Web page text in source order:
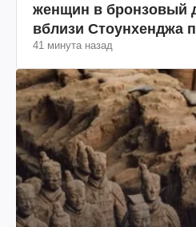
женщин в бронзовый
вблизи Стоунхенджа
(фото)
41 минута назад